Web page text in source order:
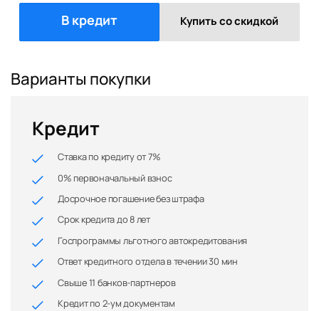
В кредит Купить со скидкой
Варианты покупки
Кредит
Ставка по кредиту от 7%
0% первоначальный взнос
Досрочное погашение без штрафа
Срок кредита до 8 лет
Госпрограммы льготного автокредитования
Ответ кредитного отдела в течении 30 мин
Свыше 11 банков-партнеров
Кредит по 2-ум документам